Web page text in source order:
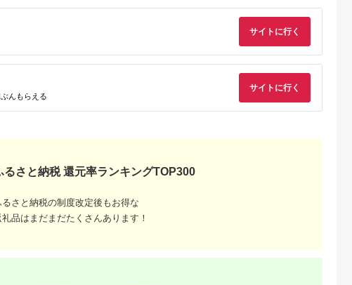
出典：ふるさとプレミ
神奈川県 大磯町
菜 手作り 大磯名産品
和風おかず おつまみ
お歳暮 食品 敬老の日
おかず 有名地元店 こ
だわり 大磯グルメ 】
寄付金額: 169,000 円
沖縄県 石垣市
寄付金額: 50,000 円
出典：ふるラボ
北海道 富良野市
寄付金額:
出典：auPAYふるさと
長野県 塩尻市
サイトに行く
んもらえる
サイトに行く
るさと納税 還元率ランキングTOP300
るさと納税の制度改定後もお得な
礼品はまだまだたくさんあります！